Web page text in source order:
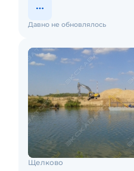
Давно не обновлялось
Щелково